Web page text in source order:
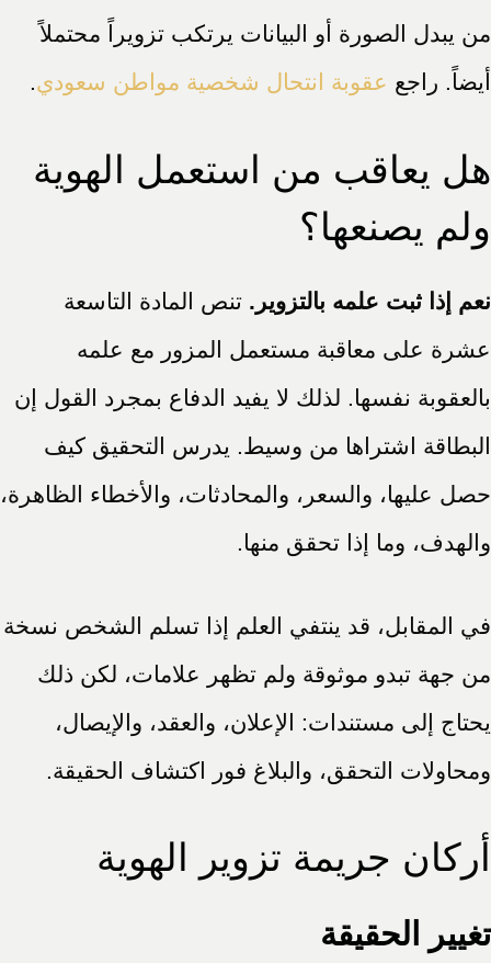
من يبدل الصورة أو البيانات يرتكب تزويراً محتملاً
أيضاً. راجع عقوبة انتحال شخصية مواطن سعودي.
هل يعاقب من استعمل الهوية
ولم يصنعها؟
نعم إذا ثبت علمه بالتزوير. تنص المادة التاسعة
عشرة على معاقبة مستعمل المزور مع علمه
بالعقوبة نفسها. لذلك لا يفيد الدفاع بمجرد القول إن
البطاقة اشتراها من وسيط. يدرس التحقيق كيف
حصل عليها، والسعر، والمحادثات، والأخطاء الظاهرة،
والهدف، وما إذا تحقق منها.
في المقابل، قد ينتفي العلم إذا تسلم الشخص نسخة
من جهة تبدو موثوقة ولم تظهر علامات، لكن ذلك
يحتاج إلى مستندات: الإعلان، والعقد، والإيصال،
ومحاولات التحقق، والبلاغ فور اكتشاف الحقيقة.
أركان جريمة تزوير الهوية
تغيير الحقيقة